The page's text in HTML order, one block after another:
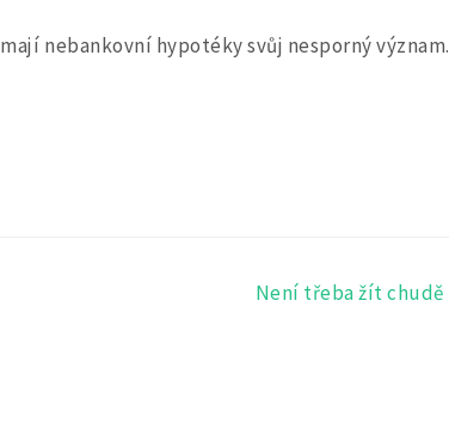
nebankovní hypotéky svůj nesporný význam.
Není třeba žít chudě